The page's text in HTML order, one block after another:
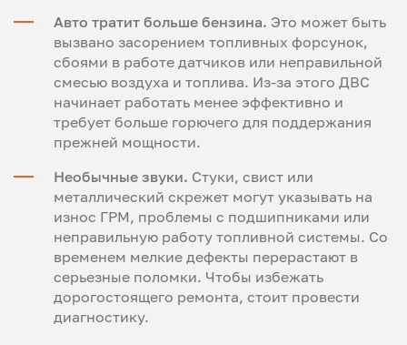
Авто тратит больше бензина. Это может быть
вызвано засорением топливных форсунок,
сбоями в работе датчиков или неправильной
смесью воздуха и топлива. Из-за этого ДВС
начинает работать менее эффективно и
требует больше горючего для поддержания
прежней мощности.
Необычные звуки. Стуки, свист или
металлический скрежет могут указывать на
износ ГРМ, проблемы с подшипниками или
неправильную работу топливной системы. Со
временем мелкие дефекты перерастают в
серьезные поломки. Чтобы избежать
дорогостоящего ремонта, стоит провести
диагностику.